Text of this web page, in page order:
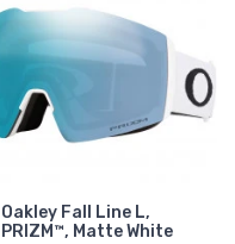
Oakley Fall Line L,
PRIZM™, Matte White